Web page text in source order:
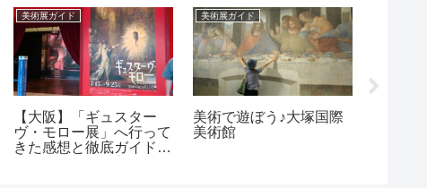
美術展ガイド
【大阪】「ギュスター
ヴ・モロー展」へ行って
きた感想と徹底ガイド!
美術展ガイド
美術で遊ぼう♪大塚国際
美術館